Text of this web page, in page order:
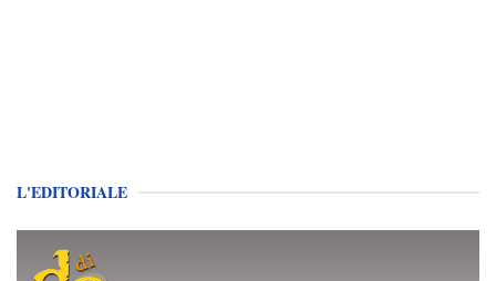
L'EDITORIALE